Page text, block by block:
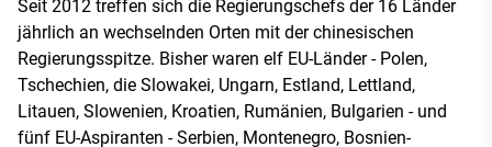
Seit 2012 treffen sich die Regierungschefs der 16 Länder
jährlich an wechselnden Orten mit der chinesischen
Regierungsspitze. Bisher waren elf EU-Länder - Polen,
Tschechien, die Slowakei, Ungarn, Estland, Lettland,
Litauen, Slowenien, Kroatien, Rumänien, Bulgarien - und
fünf EU-Aspiranten - Serbien, Montenegro, Bosnien-